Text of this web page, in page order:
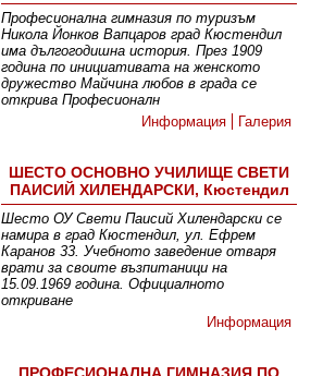
Професионална гимназия по туризъм
Никола Йонков Вапцаров град Кюстендил
има дългогодишна история. През 1909
година по инициативата на женското
дружество Майчина любов в града се
открива Професионалн
Информация
Галерия
ШЕСТО ОСНОВНО УЧИЛИЩЕ СВЕТИ
ПАИСИЙ ХИЛЕНДАРСКИ, Кюстендил
Шесто ОУ Свети Паисий Хилендарски се
намира в град Кюстендил, ул. Ефрем
Каранов 33. Учебното заведение отваря
врати за своите възпитаници на
15.09.1969 година. Официалното
откриване
Информация